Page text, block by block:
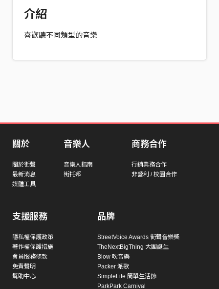
介紹
喜歡聽不同類型的音樂
關於
關於街聲
最新消息
媒體工具
音樂人
音樂人指南
街托邦
商務合作
行銷業務合作
非營利 / 校園合作
支援服務
隱私權保護政策
著作權保護措施
會員服務條款
免責聲明
幫助中心
品牌
StreetVoice Awards 街聲音樂獎
TheNextBigThing 大團誕生
Blow 吹音樂
Packer 派歌
SimpleLife 簡單生活節
ParkPark Carnival